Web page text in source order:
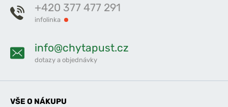
+420 377 477 291
infolinka
info@chytapust.cz
dotazy a objednávky
VŠE O NÁKUPU